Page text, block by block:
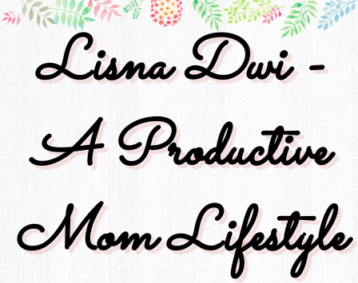
Lisna Dwi -
A Productive
Mom Lifestyle